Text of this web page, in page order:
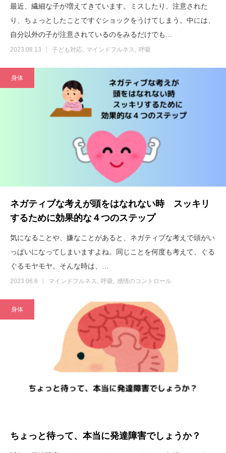
最近、繊細な子が増えてきています。ミスしたり、注意された
り、ちょっとしたことですぐショックをうけてしまう。中には、
自分以外の子が注意されているのをみるだけでも…
2023.08.13 子ども対応 マインドフルネス 呼吸
身体
ネガティブな考えが頭をはなれない時 スッキリ
するために効果的な４つのステップ
気になることや、嫌なことがあると、ネガティブな考えで頭がい
っぱいになってしまいますよね。同じことを何度も考えて、ぐる
ぐるモヤモヤ。そんな時は、…
2023.06.6 マインドフルネス 呼吸 感情のコントロール
身体
ちょっと待って、本当に発達障害でしょうか？